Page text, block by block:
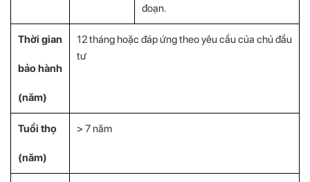
đoạn.
Thời gian
bảo hành
(năm)
12 tháng hoặc đáp ứng theo yêu cầu của chủ đầu
tư
Tuổi thọ
(năm)
> 7 năm